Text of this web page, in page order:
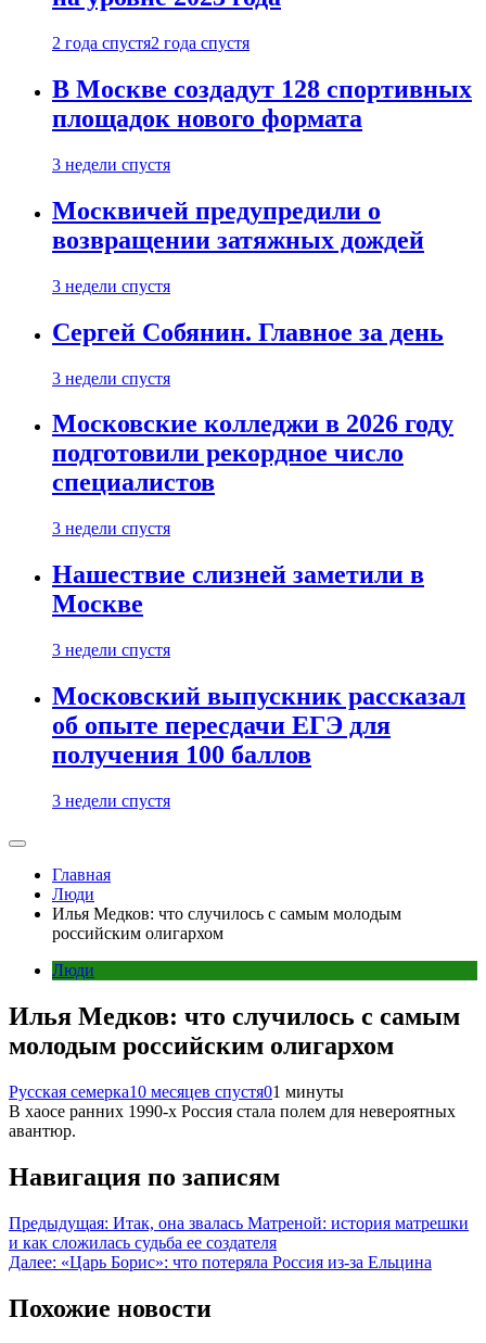
2 года спустя2 года спустя
В Москве создадут 128 спортивных
площадок нового формата
3 недели спустя
Москвичей предупредили о
возвращении затяжных дождей
3 недели спустя
Сергей Собянин. Главное за день
3 недели спустя
Московские колледжи в 2026 году
подготовили рекордное число
специалистов
3 недели спустя
Нашествие слизней заметили в
Москве
3 недели спустя
Московский выпускник рассказал
об опыте пересдачи ЕГЭ для
получения 100 баллов
3 недели спустя
Главная
Люди
Илья Медков: что случилось с самым молодым
российским олигархом
Люди
Илья Медков: что случилось с самым
молодым российским олигархом
Русская семерка10 месяцев спустя01 минуты
В хаосе ранних 1990-х Россия стала полем для невероятных
авантюр.
Навигация по записям
Предыдущая: Итак, она звалась Матреной: история матрешки
и как сложилась судьба ее создателя
Далее: «Царь Борис»: что потеряла Россия из-за Ельцина
Похожие новости